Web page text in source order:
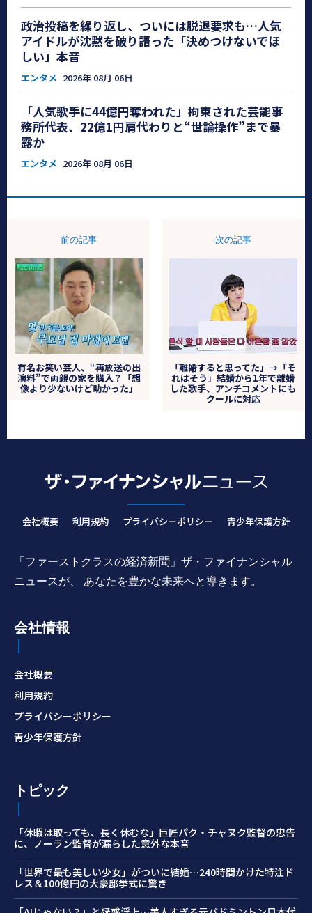
政治投稿を繰り返し、ついには脱退要求も…人気
アイドルが沈黙を破り語った「決めつけないでほ
しい」本音
エンタメ 2026年 08月 06日
「人気歌手に44億円奪われた」拘束された芸能事
務所代表、22億1円肩代わりと“世論操作”まで暴
露か
エンタメ 2026年 08月 06日
前の記事
有名お笑い芸人、“再放送の出
演料”で両親の家を購入？「想
像より少ないけど助かった」
次の記事
「離婚すると思ってた」→「そ
れはそう」結婚から1年で離婚
した歌手、アンチコメントにも
クールに対応
会社概要 利用規約 プライバシーポリシー 青少年保護方針
「ファーストクラスの経済新聞」ザ・ファイナンシャル
ニュースが、 あなたを豊かな未来へと導きます。
会社情報
会社概要
利用規約
プライバシーポリシー
青少年保護方針
トピック
「休暇は取っても、長く休むな」巨匠パク・チャヌク監督の忠告
に、ノーラン監督が漏らした意外な本音
「世界で最も美しい少女」がついに結婚…240時間かけた特注ド
レス＆100億円の大豪邸挙式に驚き